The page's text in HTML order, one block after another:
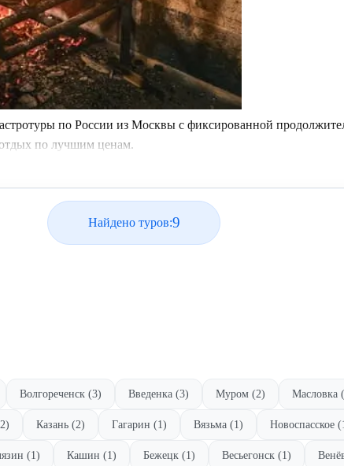
по России из Москвы с фиксированной
отдых по лучшим ценам.
Найдено туров:9
Волгореченск (3) Введенка (3) Муром (2) Масловка
Казань (2) Гагарин (1) Вязьма (1) Новоспасское
(1) Кашин (1) Бежецк (1) Весьегонск (1)